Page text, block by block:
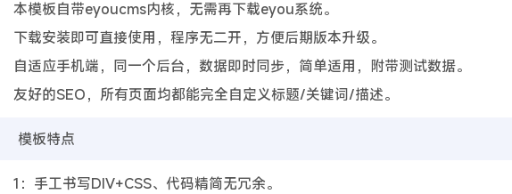
本模板自带eyoucms内核，无需再下载eyou系统。
下载安装即可直接使用，程序无二开，方便后期版本升级。
自适应手机端，同一个后台，数据即时同步，简单适用，附带测试数据。
友好的SEO，所有页面均都能完全自定义标题/关键词/描述。
模板特点
1：手工书写DIV+CSS、代码精简无冗余。